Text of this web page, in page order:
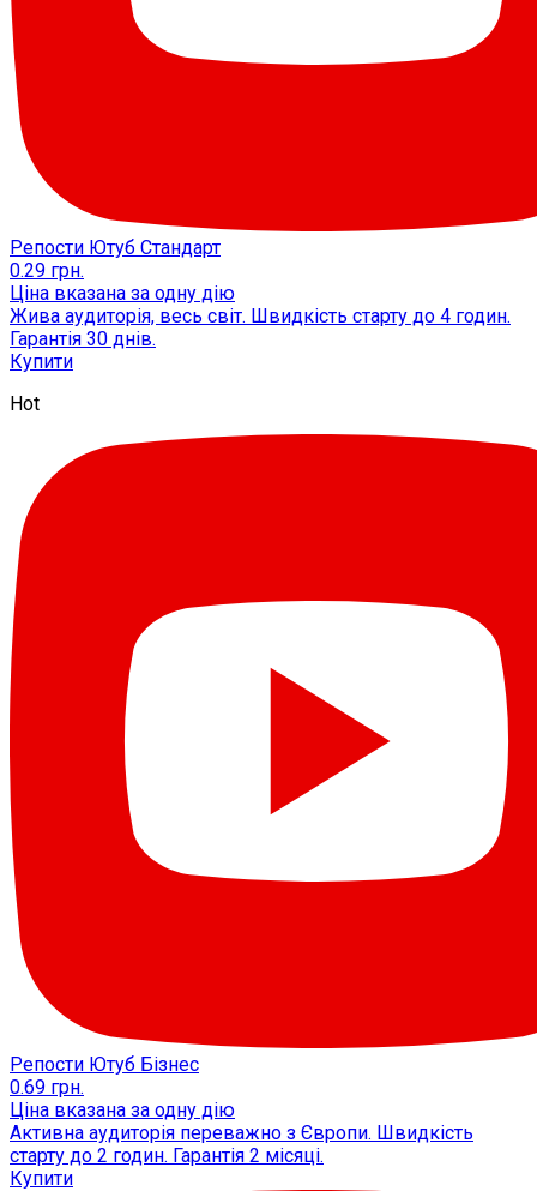
Репости Ютуб Стандарт
0.29 грн.
Ціна вказана за одну дію
Жива аудиторія, весь світ. Швидкість старту до 4 годин.
Гарантія 30 днів.
Купити
Hot
Репости Ютуб Бізнес
0.69 грн.
Ціна вказана за одну дію
Активна аудиторія переважно з Європи. Швидкість
старту до 2 годин. Гарантія 2 місяці.
Купити